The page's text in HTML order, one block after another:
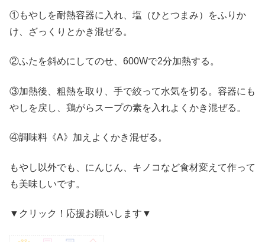
①もやしを耐熱容器に入れ、塩（ひとつまみ）をふりか
け、ざっくりとかき混ぜる。
②ふたを斜めにしてのせ、600Wで2分加熱する。
③加熱後、粗熱を取り、手で絞って水気を切る。容器にも
やしを戻し、鶏がらスープの素を入れよくかき混ぜる。
④調味料《A》加えよくかき混ぜる。
もやし以外でも、にんじん、キノコなど食材変えて作って
も美味しいです。
▼クリック！応援お願いします▼